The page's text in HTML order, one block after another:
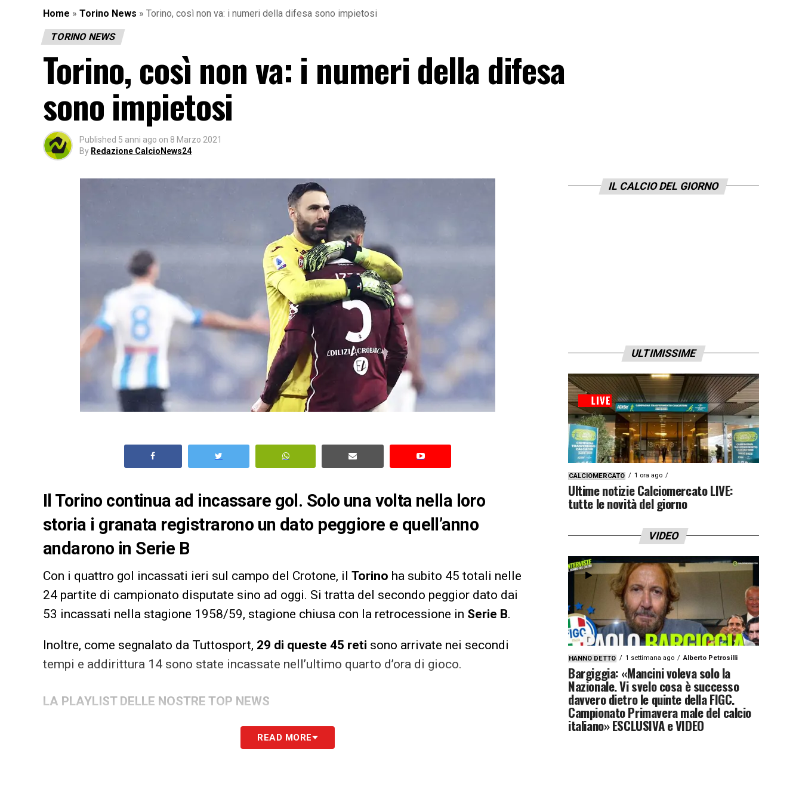
Home » Torino News » Torino, così non va: i numeri della difesa sono impietosi
TORINO NEWS
Torino, così non va: i numeri della difesa
sono impietosi
Published 5 anni ago on 8 Marzo 2021
By Redazione CalcioNews24
Il Torino continua ad incassare gol. Solo una volta nella loro
storia i granata registrarono un dato peggiore e quell’anno
andarono in Serie B
Con i quattro gol incassati ieri sul campo del Crotone, il Torino ha subito 45 totali nelle
24 partite di campionato disputate sino ad oggi. Si tratta del secondo peggior dato dai
53 incassati nella stagione 1958/59, stagione chiusa con la retrocessione in Serie B.
Inoltre, come segnalato da Tuttosport, 29 di queste 45 reti sono arrivate nei secondi
tempi e addirittura 14 sono state incassate nell’ultimo quarto d’ora di gioco.
LA PLAYLIST DELLE NOSTRE TOP NEWS
READ MORE
IL CALCIO DEL GIORNO
ULTIMISSIME
CALCIOMERCATO 1 ora ago
Ultime notizie Calciomercato LIVE:
tutte le novità del giorno
VIDEO
HANNO DETTO 1 settimana ago Alberto Petrosilli
Bargiggia: «Mancini voleva solo la
Nazionale. Vi svelo cosa è successo
davvero dietro le quinte della FIGC.
Campionato Primavera male del calcio
italiano» ESCLUSIVA e VIDEO